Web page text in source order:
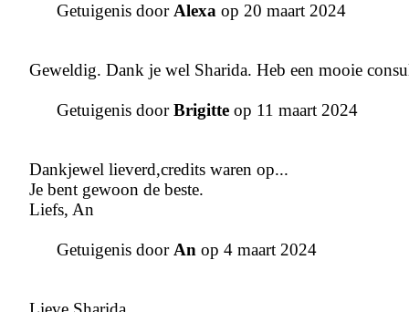
Getuigenis doorAlexa op 20 maart 2024
Geweldig. Dank je wel Sharida. Heb een mooie
Getuigenis doorBrigitte op 11 maart 2024
Dankjewel lieverd,credits waren op...
Je bent gewoon de beste.
Liefs, An
Getuigenis doorAn op 4 maart 2024